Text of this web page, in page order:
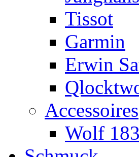
Tissot
Garmin
Erwin
Accessoires
Wolf